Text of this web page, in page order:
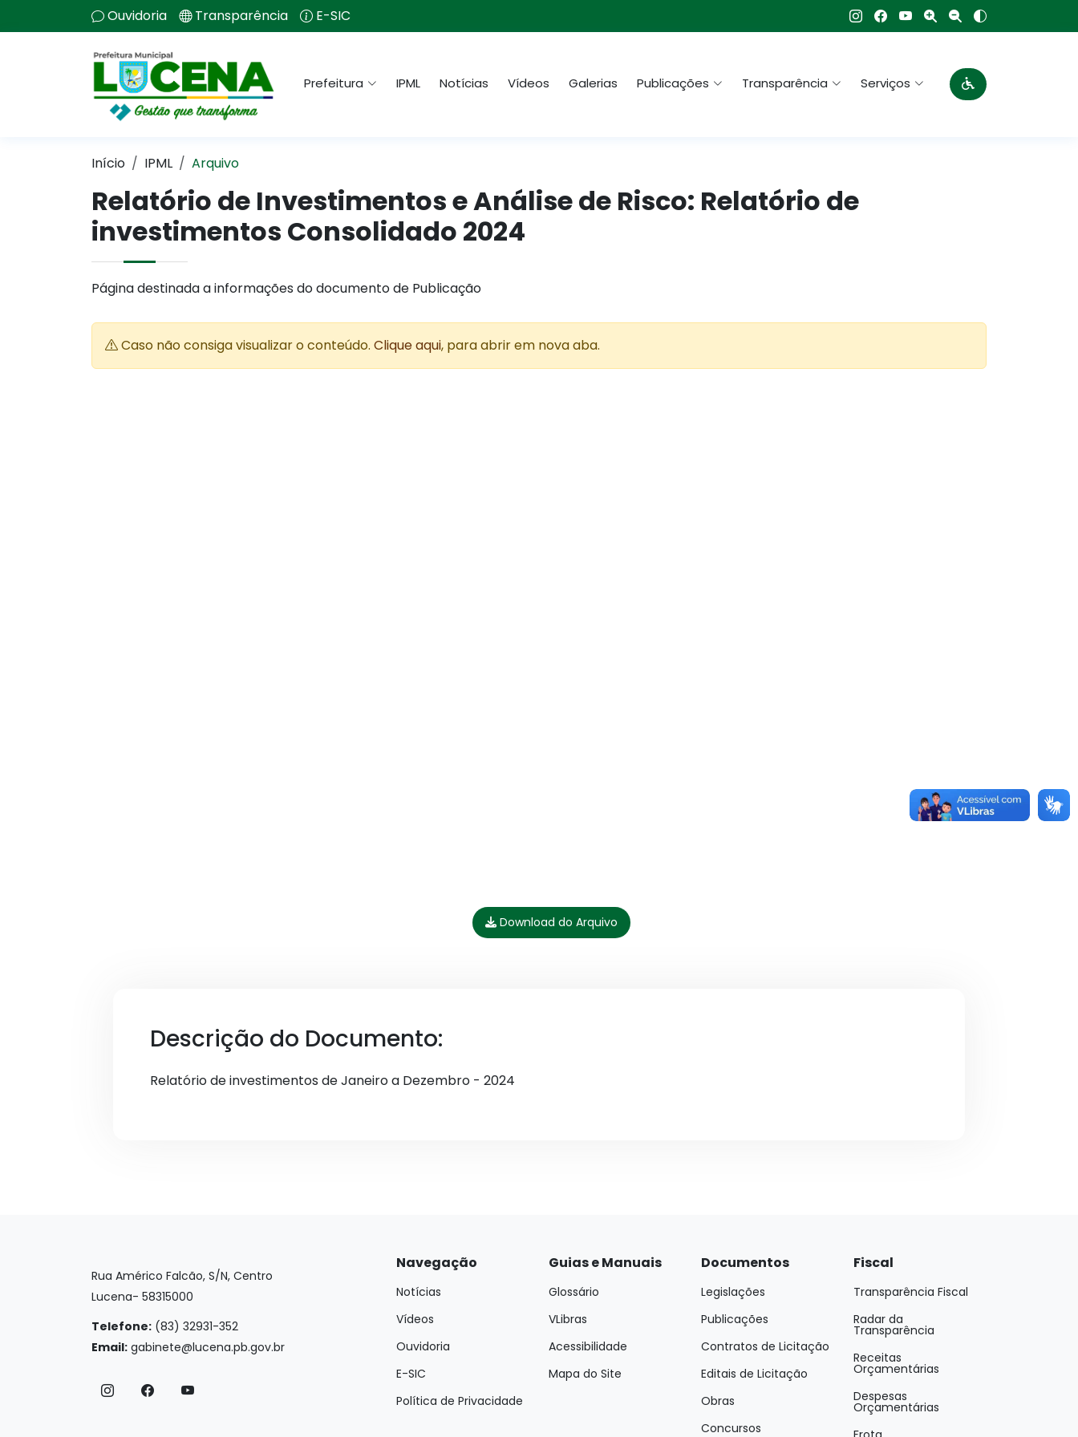
Ouvidoria Transparência E-SIC
Prefeitura IPML Notícias Vídeos Galerias Publicações Transparência Serviços
Início IPML Arquivo
Relatório de Investimentos e Análise de Risco: Relatório de
investimentos Consolidado 2024
Página destinada a informações do documento de Publicação
Caso não consiga visualizar o conteúdo. Clique aqui, para abrir em nova aba.
Download do Arquivo
Descrição do Documento:
Relatório de investimentos de Janeiro a Dezembro - 2024
Rua Américo Falcão, S/N, Centro
Lucena- 58315000
Telefone: (83) 32931-352
Email: gabinete@lucena.pb.gov.br
Navegação
Notícias
Vídeos
Ouvidoria
E-SIC
Política de Privacidade
Guias e Manuais
Glossário
VLibras
Acessibilidade
Mapa do Site
Documentos
Legislações
Publicações
Contratos de Licitação
Editais de Licitação
Obras
Concursos
Fiscal
Transparência Fiscal
Radar da
Transparência
Receitas
Orçamentárias
Despesas
Orçamentárias